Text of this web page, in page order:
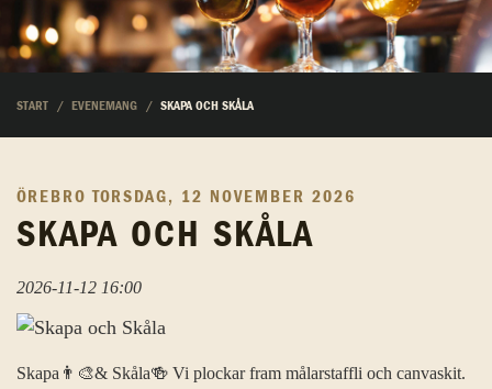
START EVENEMANG SKAPA OCH SKÅLA
ÖREBRO TORSDAG, 12 NOVEMBER 2026
SKAPA OCH SKÅLA
2026-11-12 16:00
Skapa👨‍🎨& Skåla🍻 Vi plockar fram målarstaffli och canvaskit.